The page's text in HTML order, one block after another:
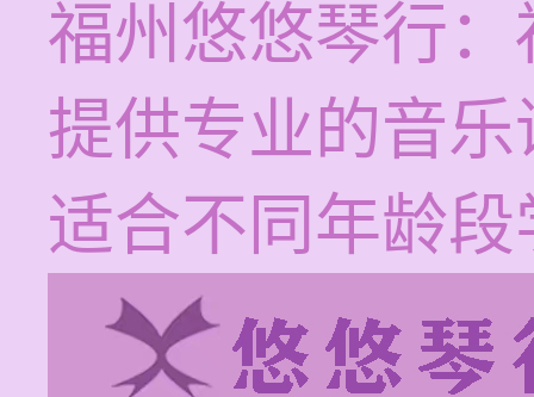
福州悠悠琴行
提供专业的音
适合不同年龄